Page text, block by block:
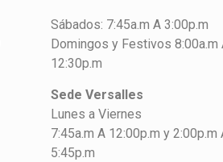
Sábados: 7:45a.m A 3:00p.m
Domingos y Festivos 8:00a.m
12:30p.m
Sede Versalles
Lunes a Viernes
7:45a.m A 12:00p.m y 2:00p.m
5:45p.m